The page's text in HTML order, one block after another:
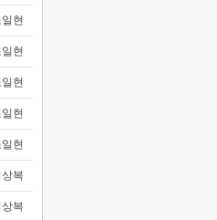
현
현
현
현
현
복
복